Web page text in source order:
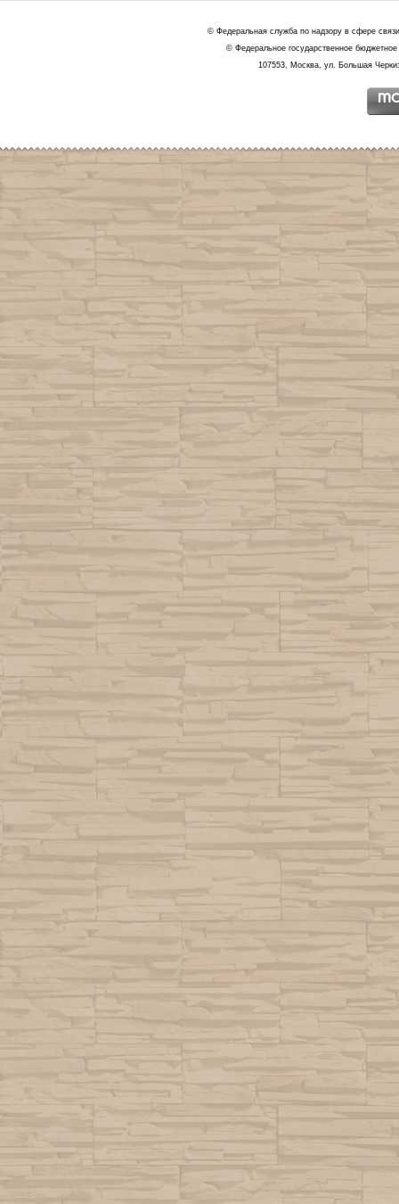
© Федеральная служба по надзору в сфере
© Федеральное государственное
107553, Москва, ул. Большая